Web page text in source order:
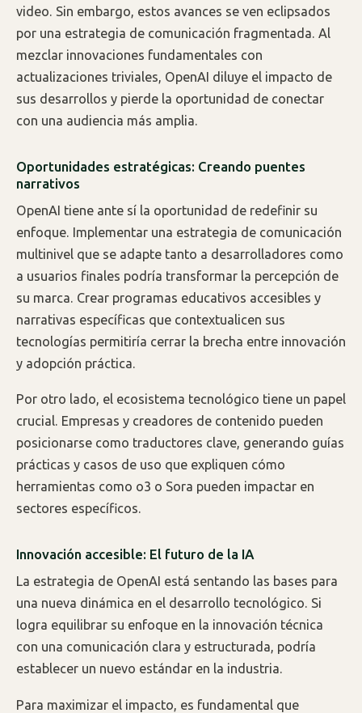
video. Sin embargo, estos avances se ven eclipsados
por una estrategia de comunicación fragmentada. Al
mezclar innovaciones fundamentales con
actualizaciones triviales, OpenAI diluye el impacto de
sus desarrollos y pierde la oportunidad de conectar
con una audiencia más amplia.
Oportunidades estratégicas: Creando puentes
narrativos
OpenAI tiene ante sí la oportunidad de redefinir su
enfoque. Implementar una estrategia de comunicación
multinivel que se adapte tanto a desarrolladores como
a usuarios finales podría transformar la percepción de
su marca. Crear programas educativos accesibles y
narrativas específicas que contextualicen sus
tecnologías permitiría cerrar la brecha entre innovación
y adopción práctica.
Por otro lado, el ecosistema tecnológico tiene un papel
crucial. Empresas y creadores de contenido pueden
posicionarse como traductores clave, generando guías
prácticas y casos de uso que expliquen cómo
herramientas como o3 o Sora pueden impactar en
sectores específicos.
Innovación accesible: El futuro de la IA
La estrategia de OpenAI está sentando las bases para
una nueva dinámica en el desarrollo tecnológico. Si
logra equilibrar su enfoque en la innovación técnica
con una comunicación clara y estructurada, podría
establecer un nuevo estándar en la industria.
Para maximizar el impacto, es fundamental que